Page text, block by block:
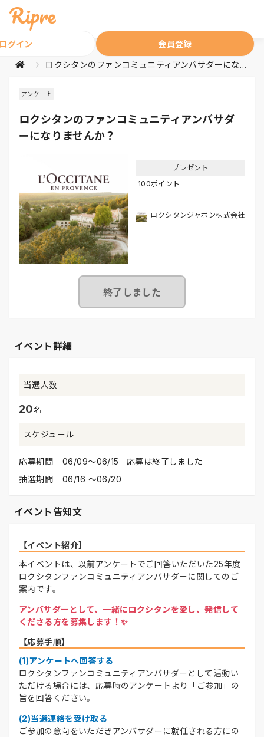
グイン 会員登録
ロクシタンのファンコミュニティアンバサダーになりませんか？
アンケート
ロクシタンのファンコミュニティアンバサダ
ーになりませんか？
プレゼント
100ポイント
ロクシタンジャポン株式会社
終了しました
イベント詳細
当選人数
20名
スケジュール
応募期間
06/09〜06/15 応募は終了しました
抽選期間
06/16 〜06/20
イベント告知文
【イベント紹介】
本イベントは、以前アンケートでご回答いただいた25年度
ロクシタンファンコミュニティアンバサダーに関してのご
案内です。
アンバサダーとして、一緒にロクシタンを愛し、発信して
くださる方を募集します！✨
【応募手順】
(1)アンケートへ回答する
ロクシタンファンコミュニティアンバサダーとして活動い
ただける場合には、応募時のアンケートより「ご参加」の
旨を回答ください。
(2)当選連絡を受け取る
ご参加の意向をいただきアンバサダーに就任される方にの